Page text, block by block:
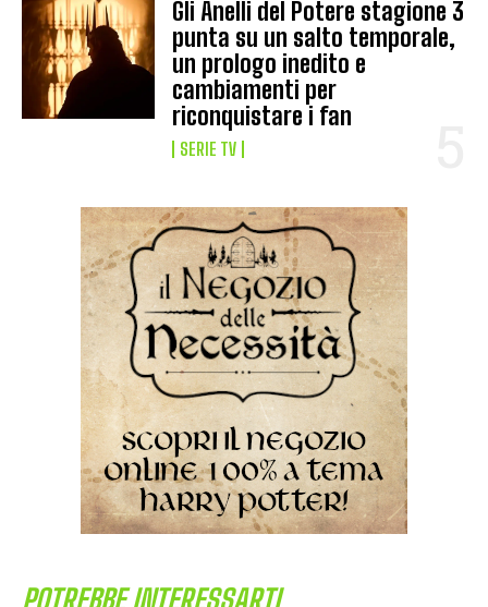
Gli Anelli del Potere stagione 3
punta su un salto temporale,
un prologo inedito e
cambiamenti per
riconquistare i fan
SERIE TV
POTREBBE INTERESSARTI